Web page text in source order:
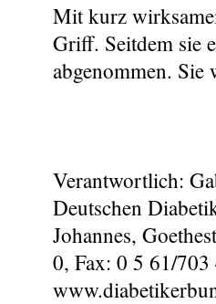
Mit kurz
Griff. Seitdem sie
abgenommen.
Verantwortlich:
Deutschen
Johannes,
0, Fax: 0 5 61/